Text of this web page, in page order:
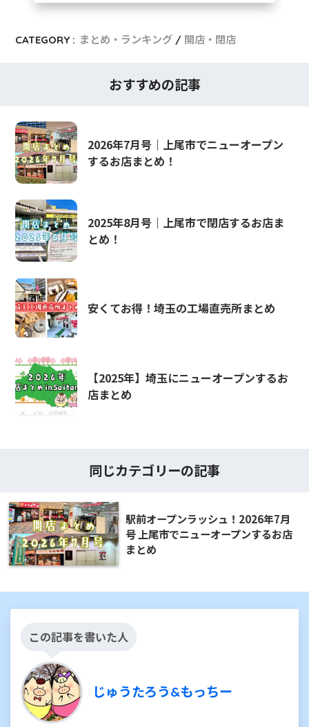
CATEGORY : まとめ・ランキング 開店・閉店
おすすめの記事
2026年7月号｜上尾市でニューオープン
するお店まとめ！
2025年8月号｜上尾市で閉店するお店ま
とめ！
安くてお得！埼玉の工場直売所まとめ
【2025年】埼玉にニューオープンするお
店まとめ
同じカテゴリーの記事
駅前オープンラッシュ！2026年7月
号 上尾市でニューオープンするお店
まとめ
この記事を書いた人
じゅうたろう&もっちー